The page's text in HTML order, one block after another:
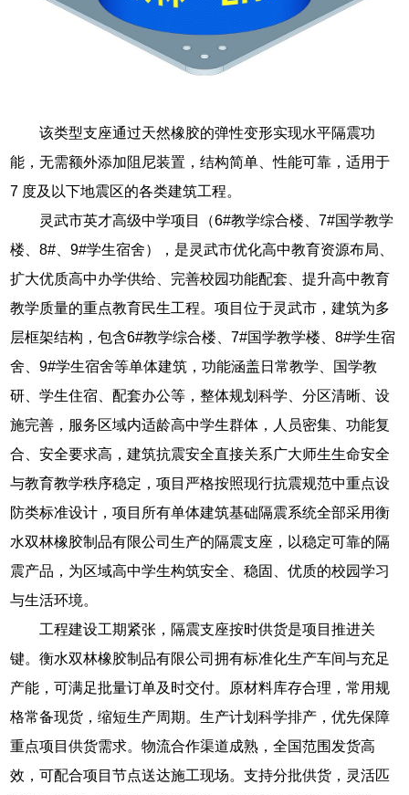
该类型支座通过天然橡胶的弹性变形实现水平隔震功
能，无需额外添加阻尼装置，结构简单、性能可靠，适用于
7 度及以下地震区的各类建筑工程。
灵武市英才高级中学项目（6#教学综合楼、7#国学教学
楼、8#、9#学生宿舍），是灵武市优化高中教育资源布局、
扩大优质高中办学供给、完善校园功能配套、提升高中教育
教学质量的重点教育民生工程。项目位于灵武市，建筑为多
层框架结构，包含6#教学综合楼、7#国学教学楼、8#学生宿
舍、9#学生宿舍等单体建筑，功能涵盖日常教学、国学教
研、学生住宿、配套办公等，整体规划科学、分区清晰、设
施完善，服务区域内适龄高中学生群体，人员密集、功能复
合、安全要求高，建筑抗震安全直接关系广大师生生命安全
与教育教学秩序稳定，项目严格按照现行抗震规范中重点设
防类标准设计，项目所有单体建筑基础隔震系统全部采用衡
水双林橡胶制品有限公司生产的隔震支座，以稳定可靠的隔
震产品，为区域高中学生构筑安全、稳固、优质的校园学习
与生活环境。
工程建设工期紧张，隔震支座按时供货是项目推进关
键。衡水双林橡胶制品有限公司拥有标准化生产车间与充足
产能，可满足批量订单及时交付。原材料库存合理，常用规
格常备现货，缩短生产周期。生产计划科学排产，优先保障
重点项目供货需求。物流合作渠道成熟，全国范围发货高
效，可配合项目节点送达施工现场。支持分批供货，灵活匹